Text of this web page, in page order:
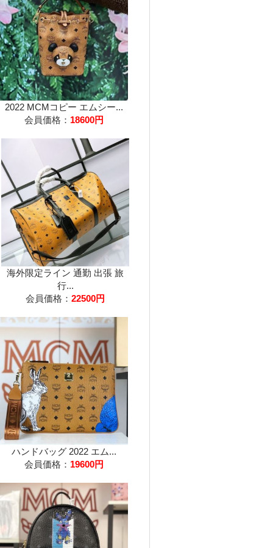
2022 MCMコピー エムシー...
会員価格： 18600円
海外限定ライン 通勤 出張 旅
行...
会員価格： 22500円
ハンドバッグ 2022 エム...
会員価格： 19600円